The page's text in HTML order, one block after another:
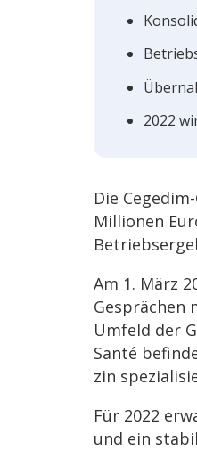
2022
Die
Millio­nen
Am 1. März
Gesprä­chen
Umfeld der
Santé
zin
Für 2022
und ein